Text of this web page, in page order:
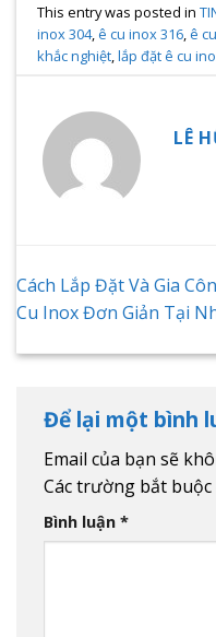
This entry was posted in
inox 304, ê cu inox 316, ê
khắc nghiệt,lắp đặt ê cu
LÊ
Cách Lắp Đặt Và Gia
Cu Inox Đơn Giản Tại
Để lại một bình
Email của bạn sẽ
Các trường bắt
Bình luận *